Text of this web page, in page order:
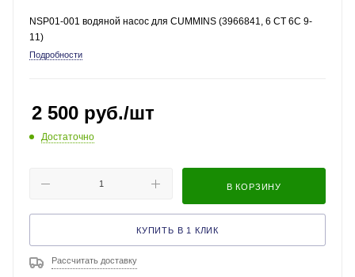
NSP01-001 водяной насос для CUMMINS (3966841, 6 CT 6C 9-
11)
Подробности
2 500 руб./шт
Достаточно
В КОРЗИНУ
КУПИТЬ В 1 КЛИК
Рассчитать доставку